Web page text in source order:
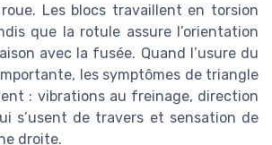
Les blocs travaillent en torsion
que la rotule assure l’orientation
avec la fusée. Quand l’usure du
les symptômes de triangle
: vibrations au freinage, direction
s’usent de travers et sensation de
droite.